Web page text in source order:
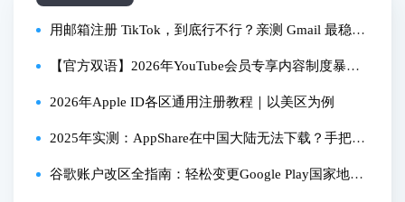
用邮箱注册 TikTok，到底行不行？亲测 Gmail 最稳最
省事
【官方双语】2026年YouTube会员专享内容制度暴露
出重大问题#Linus谈科技
2026年Apple ID各区通用注册教程｜以美区为例
2025年实测：AppShare在中国大陆无法下载？手把手
教你安装与使用全流程
谷歌账户改区全指南：轻松变更Google Play国家地区